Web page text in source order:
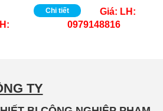
Chi tiết Giá: LH:
0979148816
TY